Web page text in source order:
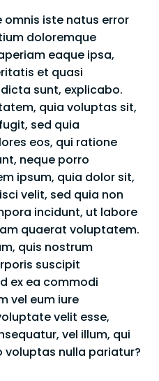
omnis iste natus error
doloremque
eaque ipsa,
et quasi
sunt, explicabo.
quia voluptas sit,
sed quia
eos, qui ratione
neque porro
ipsum, quia dolor sit,
velit, sed quia non
incidunt, ut labore
quaerat voluptatem.
quis nostrum
suscipit
ex ea commodi
vel eum iure
velit esse,
vel illum, qui
voluptas nulla pariatur?